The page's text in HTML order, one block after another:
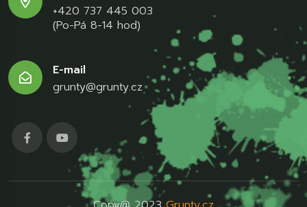
+420 737 445 003
(Po-Pá 8-14 hod)
E-mail
grunty@grunty.cz